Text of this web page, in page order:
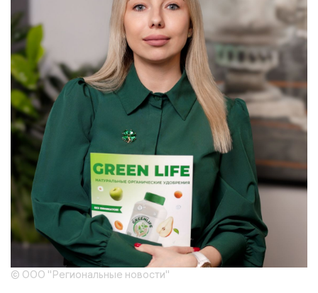
© ООО "Региональные новости"